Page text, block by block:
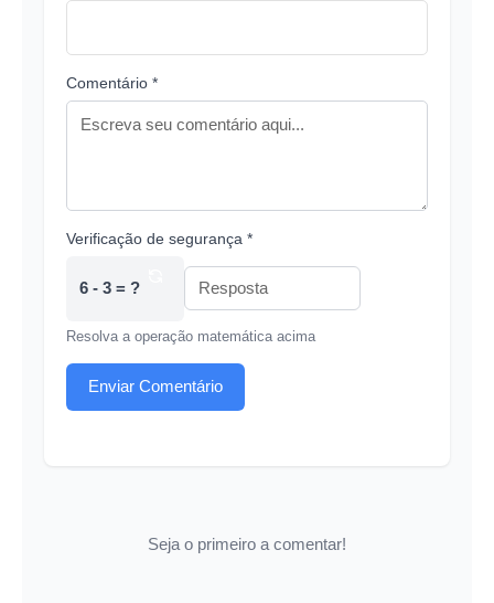
Comentário *
Verificação de segurança *
6 - 3 = ?
Resolva a operação matemática acima
Enviar Comentário
Seja o primeiro a comentar!